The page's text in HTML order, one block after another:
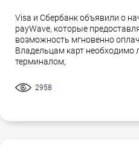
Visa и Сбербанк объявили о
payWave, которые
возможность мгновенно
Владельцам карт необходимо
терминалом,
2958